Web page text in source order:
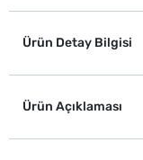
Ürün Detay Bilgisi
Ürün Açıklaması